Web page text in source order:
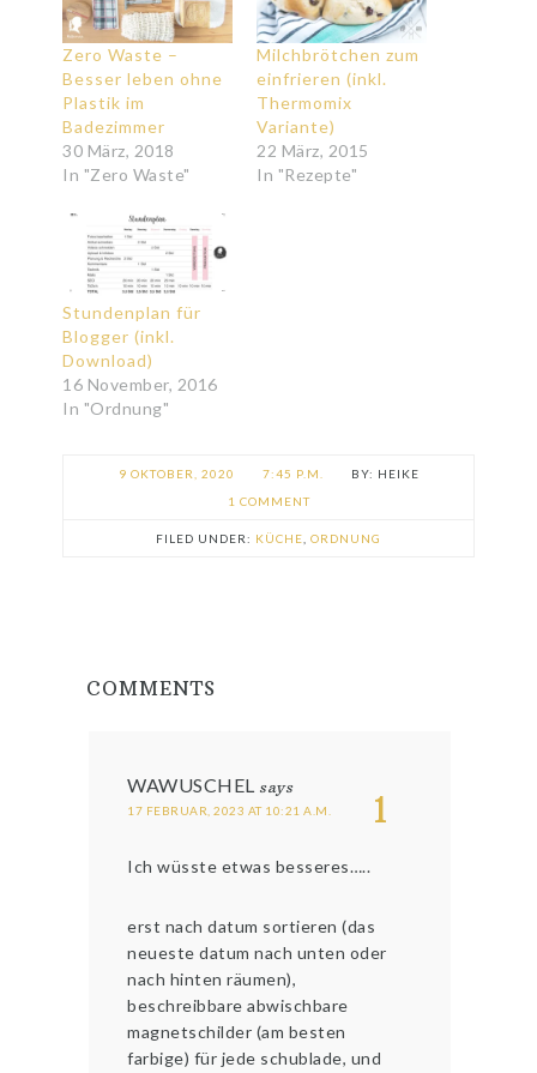
Zero Waste –
Besser leben ohne
Plastik im
Badezimmer
30 März, 2018
In "Zero Waste"
Milchbrötchen zum
einfrieren (inkl.
Thermomix
Variante)
22 März, 2015
In "Rezepte"
Stundenplan für
Blogger (inkl.
Download)
16 November, 2016
In "Ordnung"
9 OKTOBER, 2020 7:45 P.M.
HEIKE
1 COMMENT
FILED UNDER: KÜCHE ORDNUNG
COMMENTS
1
WAWUSCHEL says
17 FEBRUAR, 2023 AT 10:21 A.M.
Ich wüsste etwas besseres…..
erst nach datum sortieren (das
neueste datum nach unten oder
nach hinten räumen),
beschreibbare abwischbare
magnetschilder (am besten
farbige) für jede schublade, und